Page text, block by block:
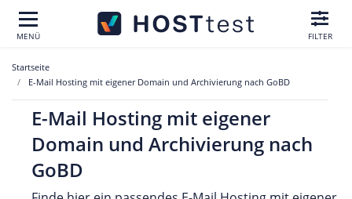
MENÜ FILTER
Startseite
E-Mail Hosting mit eigener Domain und Archivierung nach GoBD
E-Mail Hosting mit eigener
Domain und Archivierung nach
GoBD